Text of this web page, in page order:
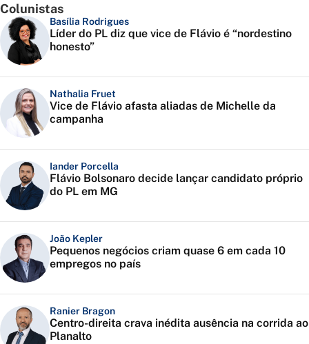
Colunistas
Basília Rodrigues
Líder do PL diz que vice de Flávio é “nordestino
honesto”
Nathalia Fruet
Vice de Flávio afasta aliadas de Michelle da
campanha
Iander Porcella
Flávio Bolsonaro decide lançar candidato próprio
do PL em MG
João Kepler
Pequenos negócios criam quase 6 em cada 10
empregos no país
Ranier Bragon
Centro-direita crava inédita ausência na corrida ao
Planalto